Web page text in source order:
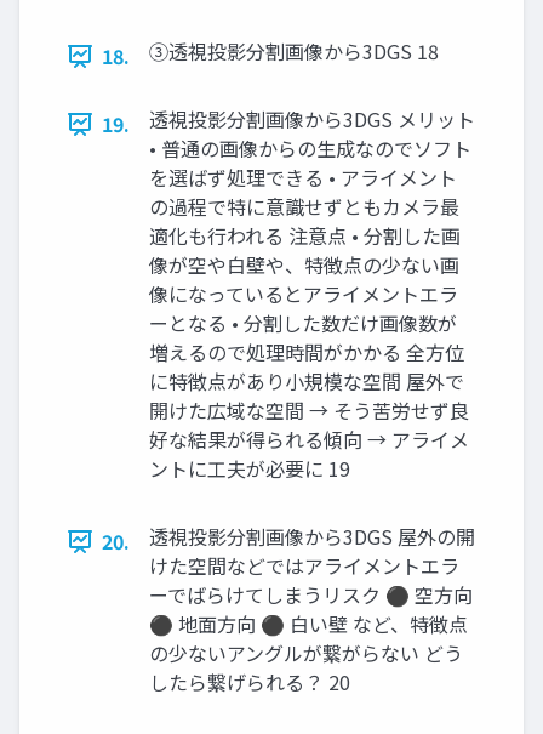
18. ③透視投影分割画像から3DGS 18
19.
透視投影分割画像から3DGS メリット
• 普通の画像からの生成なのでソフト
を選ばず処理できる • アライメント
の過程で特に意識せずともカメラ最
適化も行われる 注意点 • 分割した画
像が空や白壁や、特徴点の少ない画
像になっているとアライメントエラ
ーとなる • 分割した数だけ画像数が
増えるので処理時間がかかる 全方位
に特徴点があり小規模な空間 屋外で
開けた広域な空間 → そう苦労せず良
好な結果が得られる傾向 → アライメ
ントに工夫が必要に 19
20.
透視投影分割画像から3DGS 屋外の開
けた空間などではアライメントエラ
ーでばらけてしまうリスク ⚫ 空方向
⚫ 地面方向 ⚫ 白い壁 など、特徴点
の少ないアングルが繋がらない どう
したら繋げられる？ 20